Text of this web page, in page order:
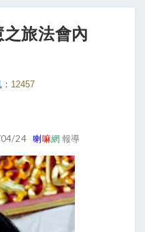
旅法會內
12457
04/24喇嘛網報導